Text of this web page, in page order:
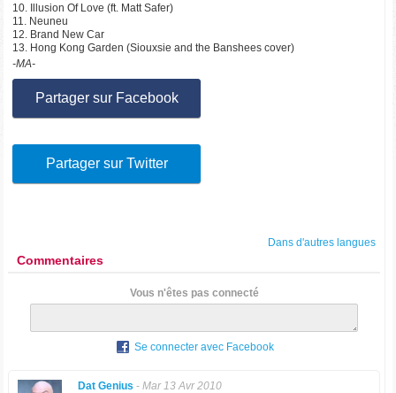
10. Illusion Of Love (ft. Matt Safer)
11. Neuneu
12. Brand New Car
13. Hong Kong Garden (Siouxsie and the Banshees cover)
-MA-
Partager sur Facebook
Partager sur Twitter
Dans d'autres langues
Commentaires
Vous n'êtes pas connecté
Se connecter avec Facebook
Dat Genius - Mar 13 Avr 2010